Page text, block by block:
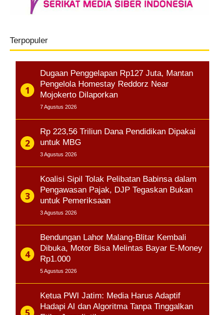
Terpopuler
Dugaan Penggelapan Rp127 Juta, Mantan
Pengelola Homestay Reddorz Near
Mojokerto Dilaporkan
7 Agustus 2026
Rp 223,56 Triliun Dana Pendidikan Dipakai
untuk MBG
3 Agustus 2026
Koalisi Sipil Tolak Pelibatan Babinsa dalam
Pengawasan Pajak, DJP Tegaskan Bukan
untuk Pemeriksaan
3 Agustus 2026
Bendungan Lahor Malang-Blitar Kembali
Dibuka, Motor Bisa Melintas Bayar E-Money
Rp1.000
5 Agustus 2026
Ketua PWI Jatim: Media Harus Adaptif
Hadapi AI dan Algoritma Tanpa Tinggalkan